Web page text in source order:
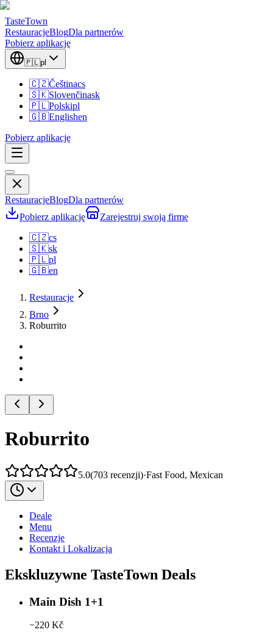
TasteTown
RestauracjeBlogDla partnerów
Pobierz aplikację
🇵🇱pl
🇨🇿Češtinacs
🇸🇰Slovenčinask
🇵🇱Polskipl
🇬🇧Englishen
Pobierz aplikację
RestauracjeBlogDla partnerów
Pobierz aplikację
Zarejestruj swoją firmę
🇨🇿cs
🇸🇰sk
🇵🇱pl
🇬🇧en
Restauracje
Brno
Roburrito
Roburrito
5.0(703 recenzji)·Fast Food, Mexican
Deale
Menu
Recenzje
Kontakt i Lokalizacja
Ekskluzywne TasteTown Deals
Main Dish 1+1
−220 Kč